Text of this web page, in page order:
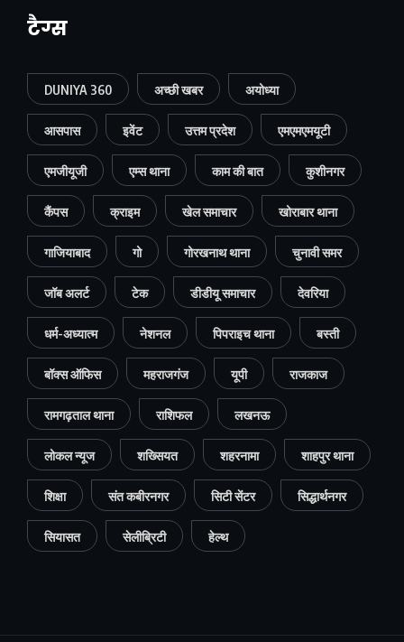
टैग्स
DUNIYA 360 अच्छी खबर अयोध्या
आसपास इवेंट उत्तम प्रदेश एमएमएमयूटी
एमजीयूजी एम्स थाना काम की बात कुशीनगर
कैंपस क्राइम खेल समाचार खोराबार थाना
गाजियाबाद गो गोरखनाथ थाना चुनावी समर
जॉब अलर्ट टेक डीडीयू समाचार देवरिया
धर्म-अध्यात्म नेशनल पिपराइच थाना बस्ती
बॉक्स ऑफिस महराजगंज यूपी राजकाज
रामगढ़ताल थाना राशिफल लखनऊ
लोकल न्यूज शख्सियत शहरनामा शाहपुर थाना
शिक्षा संत कबीरनगर सिटी सेंटर सिद्धार्थनगर
सियासत सेलीब्रिटी हेल्थ